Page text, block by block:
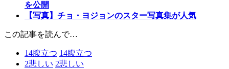
を公開
【写真】チョ・ヨジョンのスター写真集が人気
この記事を読んで…
14腹立つ 14腹立つ
2悲しい 2悲しい